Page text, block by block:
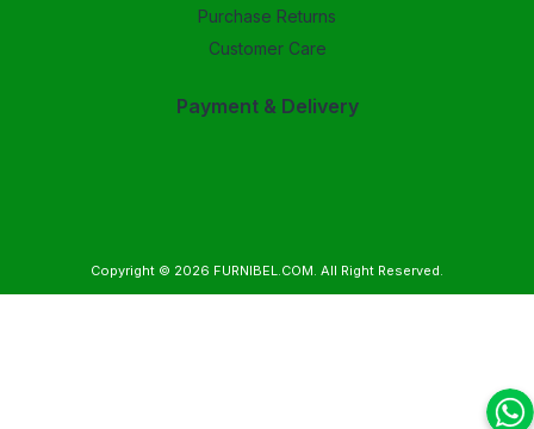
Purchase Returns
Customer Care
Payment & Delivery
Copyright © 2026 FURNIBEL.COM. All Right Reserved.